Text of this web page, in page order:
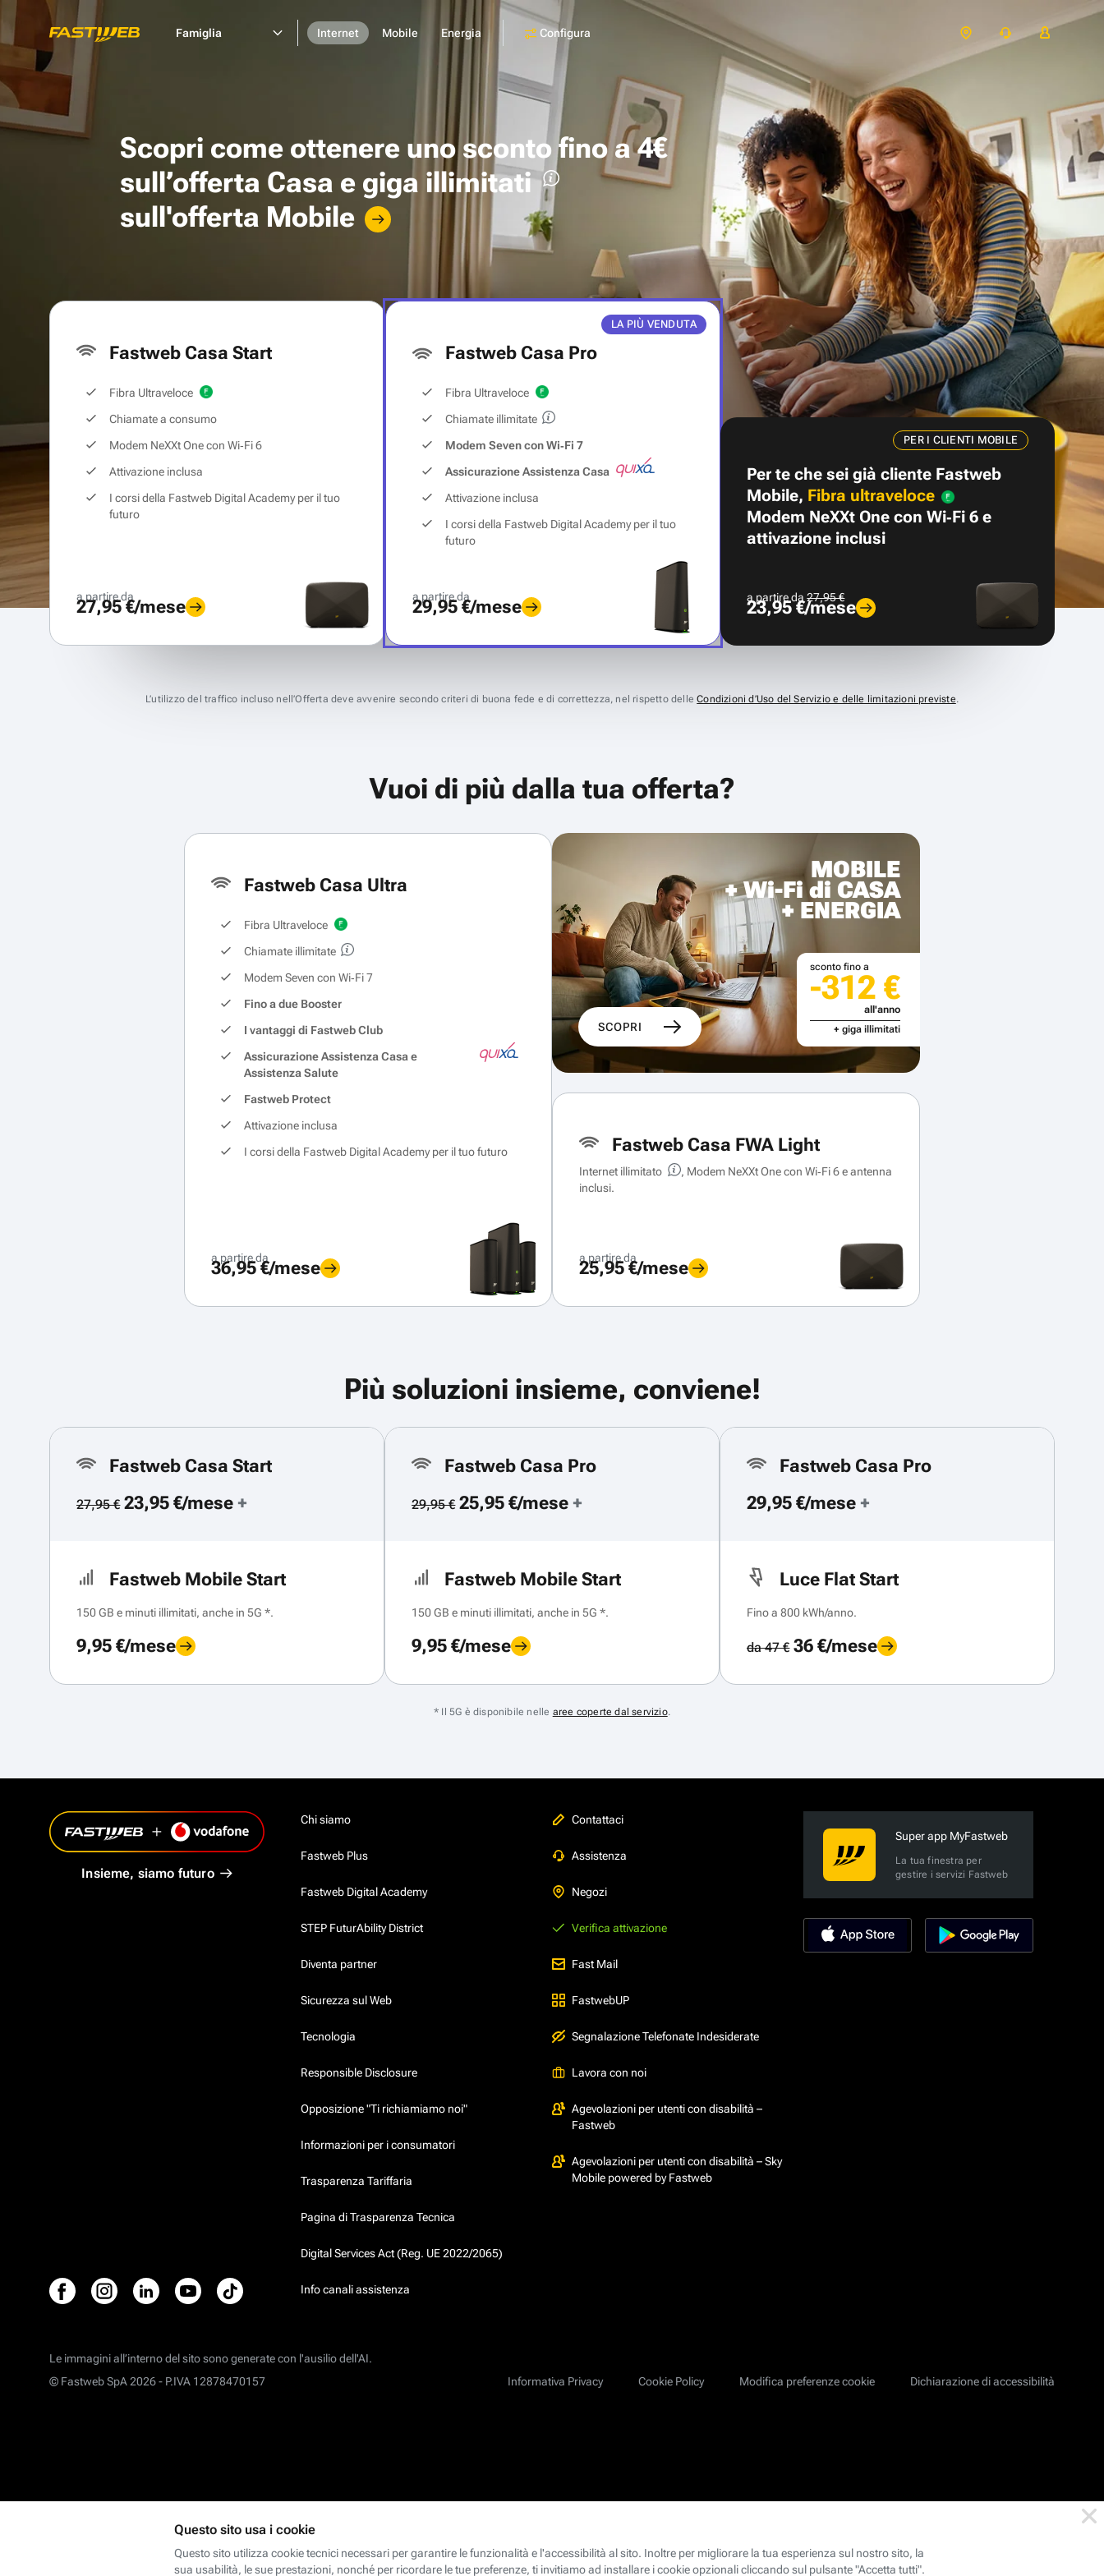
Famiglia Internet Mobile Energia Configura
Scopri come ottenere unosconto fino a 4€
sull’offerta Casa e giga illimitati
sull'offerta Mobile
Fastweb Casa Start
Fibra Ultraveloce
Chiamate a consumo
Modem NeXXt One con Wi‑Fi 6
Attivazione inclusa
I corsi della Fastweb Digital Academy per il tuo
futuro
a partire da
27,95 €/mese
LA PIÙ VENDUTA
Fastweb Casa Pro
Fibra Ultraveloce
Chiamate illimitate
Modem Seven con Wi‑Fi 7
Assicurazione Assistenza Casa
Attivazione inclusa
I corsi della Fastweb Digital Academy per il tuo
futuro
a partire da
29,95 €/mese
PER I CLIENTI MOBILE
Per te che sei già cliente Fastweb
Mobile, Fibra ultraveloce
Modem NeXXt One con Wi‑Fi 6 e
attivazione inclusi
a partire da27,95 €
23,95 €/mese
L’utilizzo del traffico incluso nell’Offerta deve avvenire secondo criteri di buona fede e di correttezza, nel rispetto delleCondizioni d’Uso del Servizio e delle limitazioni previste.
Vuoi di più dalla tua offerta?
Fastweb Casa Ultra
Fibra Ultraveloce
Chiamate illimitate
Modem Seven con Wi‑Fi 7
Fino a due Booster
I vantaggi di Fastweb Club
Assicurazione Assistenza Casa e
Assistenza Salute
Fastweb Protect
Attivazione inclusa
I corsi della Fastweb Digital Academy per il tuo futuro
a partire da
36,95 €/mese
MOBILE
+ Wi-Fi di CASA
+ ENERGIA
SCOPRI
sconto fino a
-312 €
all'anno
+ giga illimitati
Fastweb Casa FWA Light
Internet illimitato
, Modem NeXXt One con Wi‑Fi 6 e antenna
inclusi.
a partire da
25,95 €/mese
Più soluzioni insieme, conviene!
Fastweb Casa Start
27,95 €23,95 €/mese +
Fastweb Mobile Start
150 GB e minuti illimitati, anche in 5G *.
9,95 €/mese
Fastweb Casa Pro
29,95 €25,95 €/mese +
Fastweb Mobile Start
150 GB e minuti illimitati, anche in 5G *.
9,95 €/mese
Fastweb Casa Pro
29,95 €/mese +
Luce Flat Start
Fino a 800 kWh/anno.
da 47 €36 €/mese
* Il 5G è disponibile nelle aree coperte dal servizio.
Insieme, siamo futuro
Chi siamo
Fastweb Plus
Fastweb Digital Academy
STEP FuturAbility District
Diventa partner
Sicurezza sul Web
Tecnologia
Responsible Disclosure
Opposizione "Ti richiamiamo noi"
Informazioni per i consumatori
Trasparenza Tariffaria
Pagina di Trasparenza Tecnica
Digital Services Act (Reg. UE 2022/2065)
Info canali assistenza
Contattaci
Assistenza
Negozi
Verifica attivazione
Fast Mail
FastwebUP
Segnalazione Telefonate Indesiderate
Lavora con noi
Agevolazioni per utenti con disabilità –
Fastweb
Agevolazioni per utenti con disabilità – Sky
Mobile powered by Fastweb
Super app MyFastweb
La tua finestra per
gestire i servizi Fastweb
Le immagini all’interno del sito sono generate con l'ausilio dell'AI.
Informativa Privacy
Cookie Policy Modifica preferenze cookie Dichiarazione di accessibilità
© Fastweb SpA 2026 - P.IVA 12878470157